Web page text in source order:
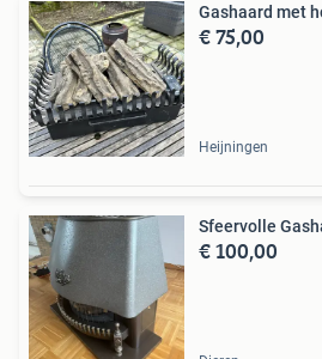
Gashaard met
€ 75,00
Heijningen
Sfeervolle
€ 100,00